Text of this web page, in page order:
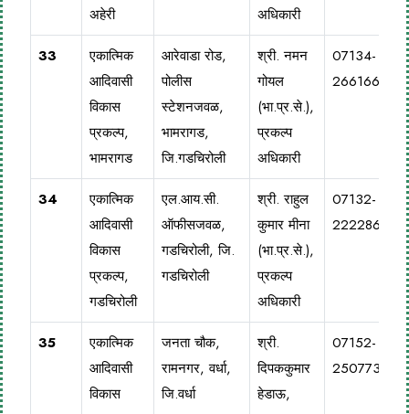
अहेरी
अधिकारी
33
एकात्मिक
आदिवासी
विकास
प्रकल्प,
भामरागड
आरेवाडा रोड,
पोलीस
स्टेशनजवळ,
भामरागड,
जि.गडचिरोली
श्री. नमन
गोयल
(भा.प्र.से.),
प्रकल्प
अधिकारी
07134-
266166
34
एकात्मिक
आदिवासी
विकास
प्रकल्प,
गडचिरोली
एल.आय.सी.
ऑफीसजवळ,
गडचिरोली, जि.
गडचिरोली
श्री. राहुल
कुमार मीना
(भा.प्र.से.),
प्रकल्प
अधिकारी
07132-
222286
35
एकात्मिक
आदिवासी
विकास
जनता चौक,
रामनगर, वर्धा,
जि.वर्धा
श्री.
दिपककुमार
हेडाऊ,
07152-
250773